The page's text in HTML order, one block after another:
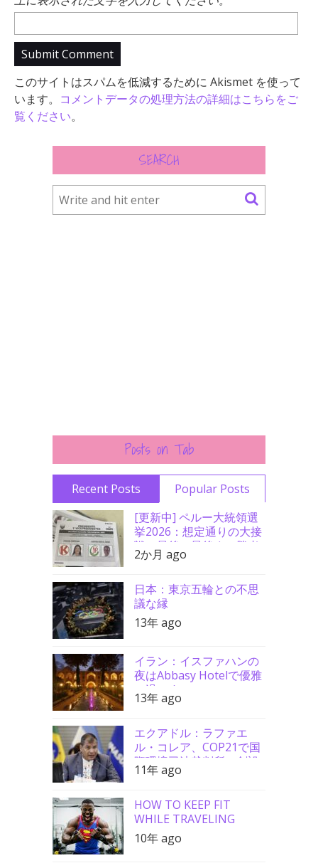
このサイトはスパムを低減するために Akismet を使って
います。 コメントデータの処理方法の詳細はこちらをご
覧ください。
SEARCH
Posts on Tab
Recent Posts
Popular Posts
[更新中] ペルー大統領選
挙2026：想定通りの大接
戦、最後の最後まで勝者
分からず
2か月 ago
日本：東京五輪との不思
議な縁
13年 ago
イラン：イスファハンの
夜はAbbasy Hotelで優雅
に過ごす
13年 ago
エクアドル：ラファエ
ル・コレア、COP21で国
際環境司法裁判所の創設
を要請
11年 ago
HOW TO KEEP FIT
WHILE TRAVELING
10年 ago